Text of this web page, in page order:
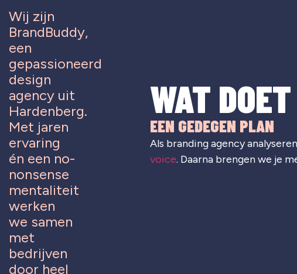
Wij zijn
BrandBuddy,
een
gepassioneerd
design
agency uit
Hardenberg.
Met jaren
ervaring
én een no-
nonsense
mentaliteit
werken
we samen
met
bedrijven
door heel
WAT
EEN GEDEGEN PLAN
Als branding agency
voice. Daarna brengen we je